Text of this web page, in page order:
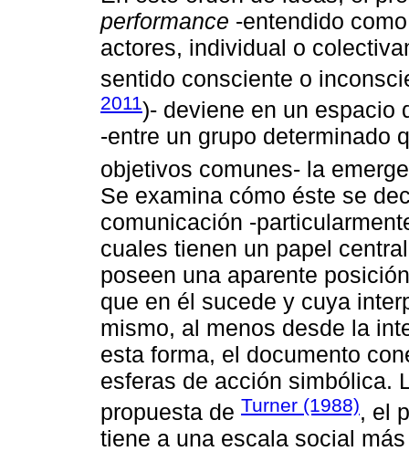
performance -entendido
actores, individual o
sentido consciente o
2011)- deviene en un espacio
-entre un grupo determinado
objetivos comunes- la
Se examina cómo éste se
comunicación -
cuales tienen un papel
poseen una aparente
que en él sucede y cuya
mismo, al menos desde la
esta forma, el documento
esferas de acción simbólica.
propuesta de Turner (1988), el
tiene a una escala social